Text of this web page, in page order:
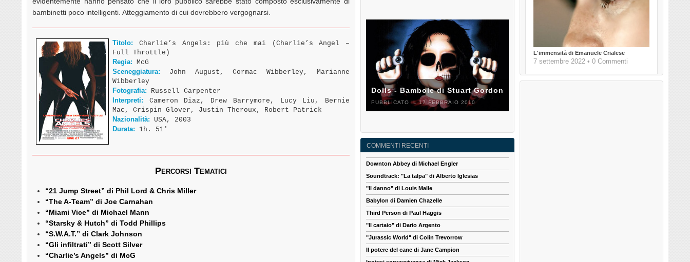
bambinetti poco intelligenti. Atteggiamento di cui dovrebbero vergognarsi.
Titolo: Charlie’s Angels: più che mai (Charlie’s Angel –
Full Throttle)
Regia: McG
Sceneggiatura: John August, Cormac Wibberley, Marianne
Wibberley
Fotografia: Russell Carpenter
Interpreti: Cameron Diaz, Drew Barrymore, Lucy Liu, Bernie
Mac, Crispin Glover, Justin Theroux, Robert Patrick
Nazionalità: USA, 2003
Durata: 1h. 51′
Percorsi Tematici
“21 Jump Street” di Phil Lord & Chris Miller
“The A-Team” di Joe Carnahan
“Miami Vice” di Michael Mann
“Starsky & Hutch” di Todd Phillips
“S.W.A.T.” di Clark Johnson
“Gli infiltrati” di Scott Silver
“Charlie’s Angels” di McG
L'immensità di Emanuele Crialese
7 settembre 2022 • 0 Commenti
Dolls - Bambole di Stuart Gordon
PUBBLICATO IL 17 FEBBRAIO 2010
COMMENTI RECENTI
Downton Abbey di Michael Engler
Soundtrack: "La talpa" di Alberto Iglesias
"Il danno" di Louis Malle
Babylon di Damien Chazelle
Third Person di Paul Haggis
"Il cartaio" di Dario Argento
"Jurassic World" di Colin Trevorrow
Il potere del cane di Jane Campion